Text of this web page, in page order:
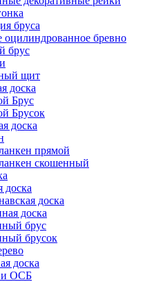
бруса
оцилиндрованное бревно
брус
щит
доска
Брус
Брусок
доска
прямой
скошенный
доска
доска
доска
брус
брусок
доска
и ОСБ